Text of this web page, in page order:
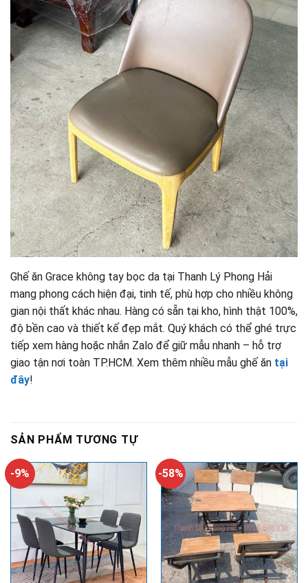
Ghế ăn Grace không tay bọc da tại Thanh Lý Phong Hải
mang phong cách hiện đại, tinh tế, phù hợp cho nhiều không
gian nội thất khác nhau. Hàng có sẵn tại kho, hình thật 100%,
độ bền cao và thiết kế đẹp mắt. Quý khách có thể ghé trực
tiếp xem hàng hoặc nhắn Zalo để giữ mẫu nhanh – hỗ trợ
giao tận nơi toàn TP.HCM. Xem thêm nhiều mẫu ghế ăn tại
đây!
SẢN PHẨM TƯƠNG TỰ
-9% -58%